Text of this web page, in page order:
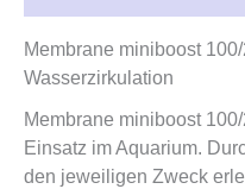
Membrane miniboost
Wasserzirkulation
Membrane miniboost
Einsatz im Aquarium.
den jeweiligen Zweck